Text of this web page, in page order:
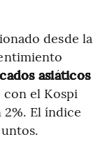
desde la
asiáticos
con el Kospi
El índice